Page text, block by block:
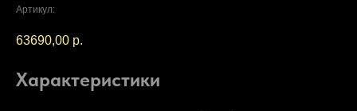
Артикул:
63690,00 р.
Характеристики